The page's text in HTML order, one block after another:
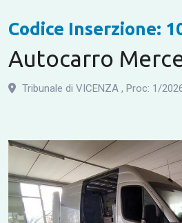
Codice Inserzione:
Autocarro
Tribunale di VICENZA , Proc: 1/